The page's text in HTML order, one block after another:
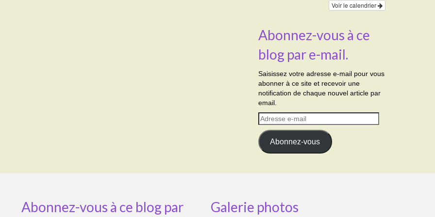
Voir le calendrier
Abonnez-vous à ce
blog par e-mail.
Saisissez votre adresse e-mail pour vous
abonner à ce site et recevoir une
notification de chaque nouvel article par
email.
Adresse
e-
mail
Abonnez-vous
Abonnez-vous à ce blog par Galerie photos